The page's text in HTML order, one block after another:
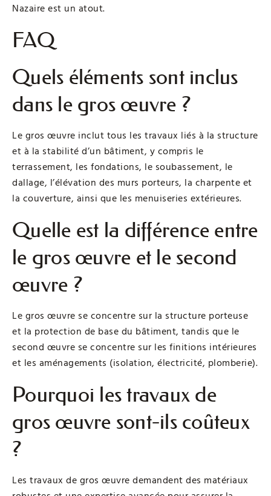
Nazaire est un atout.
FAQ
Quels éléments sont inclus
dans le gros œuvre ?
Le gros œuvre inclut tous les travaux liés à la structure
et à la stabilité d’un bâtiment, y compris le
terrassement, les fondations, le soubassement, le
dallage, l’élévation des murs porteurs, la charpente et
la couverture, ainsi que les menuiseries extérieures.
Quelle est la différence entre
le gros œuvre et le second
œuvre ?
Le gros œuvre se concentre sur la structure porteuse
et la protection de base du bâtiment, tandis que le
second œuvre se concentre sur les finitions intérieures
et les aménagements (isolation, électricité, plomberie).
Pourquoi les travaux de
gros œuvre sont-ils coûteux
?
Les travaux de gros œuvre demandent des matériaux